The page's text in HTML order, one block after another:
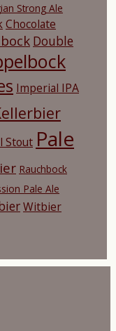
Strong Ale
Chocolate
Double
Imperial IPA
Stout Pale
Rauchbock
Pale Ale
Witbier